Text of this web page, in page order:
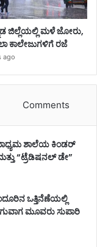
ಜಿಲ್ಲೆಯಲ್ಲಿ ಮಳೆ ಜೋರು,
ಕಾಲೇಜುಗಳಿಗೆ ರಜೆ
ago
Comments
ಮಾಧ್ಯಮ ಶಾಲೆಯ ಕಿಂಡರ್
“ಟ್ರೆಡಿಷನಲ್ ಡೇ”
ಒತ್ತಿನೆಣೆಯಲ್ಲಿ
ಮೂವರು ಸುಪಾರಿ